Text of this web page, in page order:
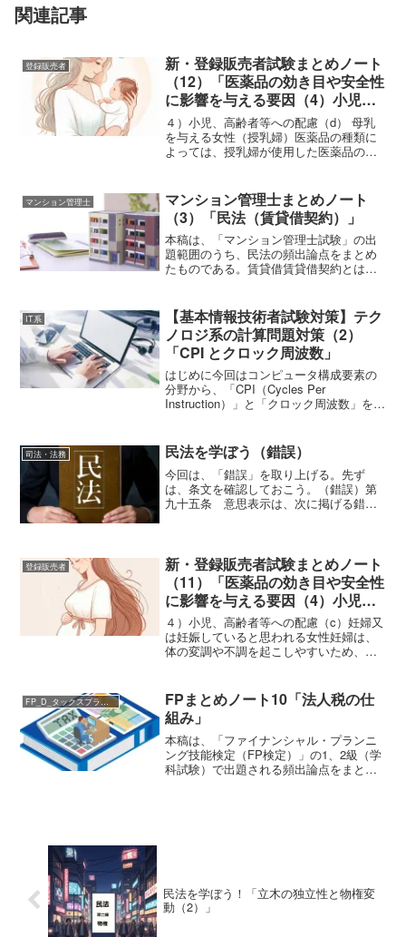
関連記事
登録販売者
新・登録販売者試験まとめノート
（12）「医薬品の効き目や安全性
に影響を与える要因（4）小児、
高齢者等への配慮（d） 母乳を与
える女性（授乳婦）
４）小児、高齢者等への配慮（d） 母乳
を与える女性（授乳婦）医薬品の種類に
よっては、授乳婦が使用した医薬品の成
成分を摂取することになる場合がある。
このような場合、乳幼児...
マンション管理士
マンション管理士まとめノート
（3）「民法（賃貸借契約）」
本稿は、「マンション管理士試験」の出
題範囲のうち、民法の頻出論点をまとめ
たものである。賃貸借賃貸借契約とは賃
手方がこれに対してその賃料を支払うこ
と及び引渡しを受けた物を...
IT系
【基本情報技術者試験対策】テク
ノロジ系の計算問題対策（2）
「CPI とクロック周波数」
はじめに今回はコンピュータ構成要素の
分野から、「CPI（Cycles Per
Instruction）」と「クロック周波数」を用
え方であり、基本情報技術者試験では頻
出...
司法・法務 民法を学ぼう（錯誤）
今回は、「錯誤」を取り上げる。先ず
は、条文を確認しておこう。（錯誤）第
九十五条 意思表示は、次に掲げる錯誤
ことができる。一 意思表示...
登録販売者
新・登録販売者試験まとめノート
（11）「医薬品の効き目や安全性
に影響を与える要因（4）小児、
高齢者等への配慮（c）妊婦又は
妊娠していると思われる女性
４）小児、高齢者等への配慮（c）妊婦又
は妊娠していると思われる女性妊婦は、
体の変調や不調を起こしやすいため、一
その際には妊婦の状態を通じて胎児に影
響を及ぼすことがないよ...
FP_D_タックスプランニング
FPまとめノート10「法人税の仕
組み」
本稿は、「ファイナンシャル・プランニ
ング技能検定（FP検定）」の1、2級（学
科試験）で出題される頻出論点をまとめ
民法を学ぼう！「立木の独立性と物権変
動（2）」